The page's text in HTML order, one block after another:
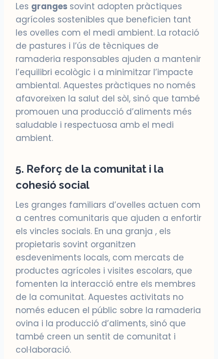
Les granges sovint adopten pràctiques
agrícoles sostenibles que beneficien tant
les ovelles com el medi ambient. La rotació
de pastures i l’ús de tècniques de
ramaderia responsables ajuden a mantenir
l’equilibri ecològic i a minimitzar l’impacte
ambiental. Aquestes pràctiques no només
afavoreixen la salut del sòl, sinó que també
promouen una producció d’aliments més
saludable i respectuosa amb el medi
ambient.
5. Reforç de la comunitat i la
cohesió social
Les granges familiars d’ovelles actuen com
a centres comunitaris que ajuden a enfortir
els vincles socials. En una granja , els
propietaris sovint organitzen
esdeveniments locals, com mercats de
productes agrícoles i visites escolars, que
fomenten la interacció entre els membres
de la comunitat. Aquestes activitats no
només educen el públic sobre la ramaderia
ovina i la producció d’aliments, sinó que
també creen un sentit de comunitat i
col·laboració.